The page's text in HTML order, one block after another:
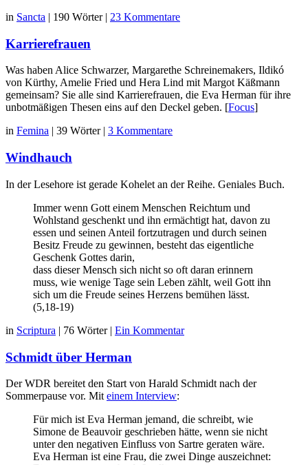
in Sancta | 190 Wörter | 23 Kommentare
Karrierefrauen
Was haben Alice Schwarzer, Margarethe Schreinemakers, Ildikó
von Kürthy, Amelie Fried und Hera Lind mit Margot Käßmann
gemeinsam? Sie alle sind Karrierefrauen, die Eva Herman für ihre
unbotmäßigen Thesen eins auf den Deckel geben. [Focus]
in Femina | 39 Wörter | 3 Kommentare
Windhauch
In der Lesehore ist gerade Kohelet an der Reihe. Geniales Buch.
Immer wenn Gott einem Menschen Reichtum und
Wohlstand geschenkt und ihn ermächtigt hat, davon zu
essen und seinen Anteil fortzutragen und durch seinen
Besitz Freude zu gewinnen, besteht das eigentliche
Geschenk Gottes darin,
dass dieser Mensch sich nicht so oft daran erinnern
muss, wie wenige Tage sein Leben zählt, weil Gott ihn
sich um die Freude seines Herzens bemühen lässt.
(5,18-19)
in Scriptura | 76 Wörter | Ein Kommentar
Schmidt über Herman
Der WDR bereitet den Start von Harald Schmidt nach der
Sommerpause vor. Mit einem Interview:
Für mich ist Eva Herman jemand, die schreibt, wie
Simone de Beauvoir geschrieben hätte, wenn sie nicht
unter den negativen Einfluss von Sartre geraten wäre.
Eva Herman ist eine Frau, die zwei Dinge auszeichnet: